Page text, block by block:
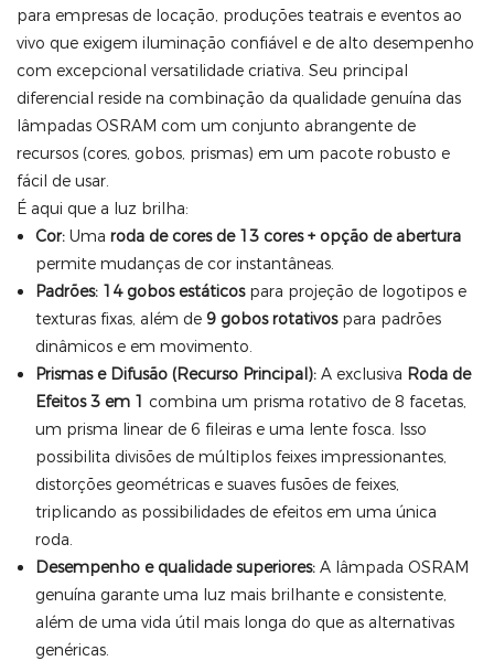
para empresas de locação, produções teatrais e eventos ao
vivo que exigem iluminação confiável e de alto desempenho
com excepcional versatilidade criativa. Seu principal
diferencial reside na combinação da qualidade genuína das
lâmpadas OSRAM com um conjunto abrangente de
recursos (cores, gobos, prismas) em um pacote robusto e
fácil de usar.
É aqui que a luz brilha:
Cor:Uma roda de cores de 13 cores + opção de abertura
permite mudanças de cor instantâneas.
Padrões: 14 gobos estáticospara projeção de logotipos e
texturas fixas, além de 9 gobos rotativospara padrões
dinâmicos e em movimento.
Prismas e Difusão (Recurso Principal):A exclusiva Roda de
Efeitos 3 em 1 combina um prisma rotativo de 8 facetas,
um prisma linear de 6 fileiras e uma lente fosca. Isso
possibilita divisões de múltiplos feixes impressionantes,
distorções geométricas e suaves fusões de feixes,
triplicando as possibilidades de efeitos em uma única
roda.
Desempenho e qualidade superiores:A lâmpada OSRAM
genuína garante uma luz mais brilhante e consistente,
além de uma vida útil mais longa do que as alternativas
genéricas.